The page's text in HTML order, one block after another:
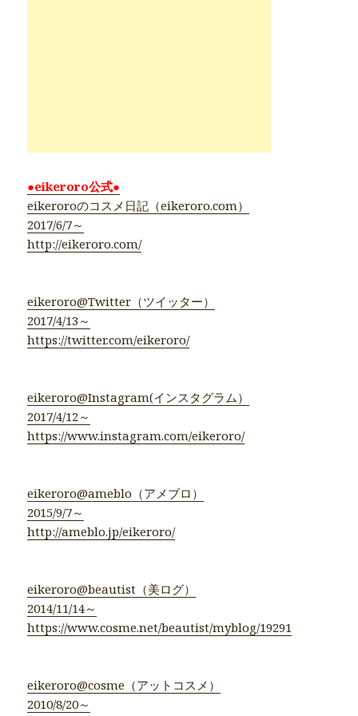
●eikeroro公式●
eikeroroのコスメ日記（eikeroro.com）
2017/6/7～
http://eikeroro.com/
eikeroro@Twitter（ツイッター）
2017/4/13～
https://twitter.com/eikeroro/
eikeroro@Instagram(インスタグラム）
2017/4/12～
https://www.instagram.com/eikeroro/
eikeroro@ameblo（アメブロ）
2015/9/7～
http://ameblo.jp/eikeroro/
eikeroro@beautist（美ログ）
2014/11/14～
https://www.cosme.net/beautist/myblog/19291
eikeroro@cosme（アットコスメ）
2010/8/20～